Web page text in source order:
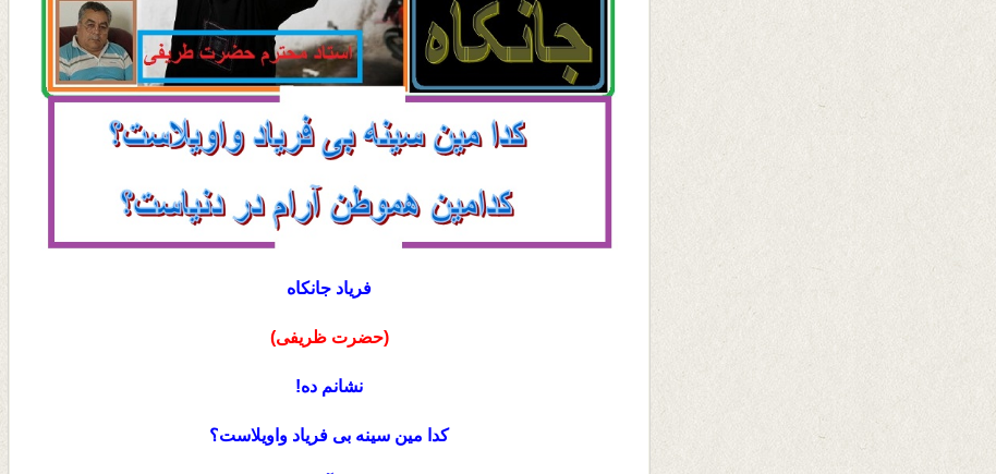
فریاد جانکاه
(حضرت ظریفی)
نشانم ده!
کدا مین سینه بی فریاد واویلاست؟